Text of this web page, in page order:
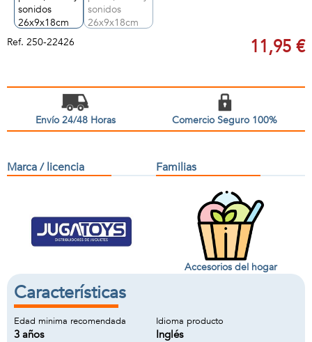
Ref. 250-22426 11,95 €
Envío 24/48 Horas Comercio Seguro 100%
Marca / licencia Familias
Accesorios del hogar
Características
Edad minima recomendada
3 años
Idioma producto
Inglés